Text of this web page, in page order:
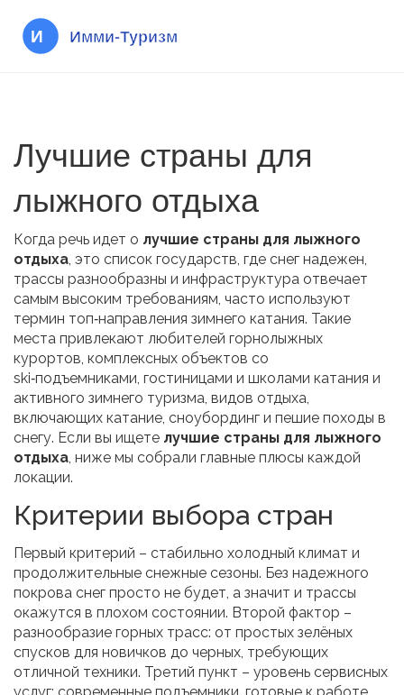
Лучшие страны для
лыжного отдыха
Когда речь идет о лучшие страны для лыжного
отдыха, это список государств, где снег надежен,
трассы разнообразны и инфраструктура отвечает
самым высоким требованиям, часто используют
термин топ‑направления зимнего катания. Такие
места привлекают любителей горнолыжных
курортов, комплексных объектов со
ski‑подъемниками, гостиницами и школами катания и
активного зимнего туризма, видов отдыха,
включающих катание, сноубординг и пешие походы в
снегу. Если вы ищете лучшие страны для лыжного
отдыха, ниже мы собрали главные плюсы каждой
локации.
Критерии выбора стран
Первый критерий – стабильно холодный климат и
продолжительные снежные сезоны. Без надежного
покрова снег просто не будет, а значит и трассы
окажутся в плохом состоянии. Второй фактор –
разнообразие горных трасс: от простых зелёных
спусков для новичков до черных, требующих
отличной техники. Третий пункт – уровень сервисных